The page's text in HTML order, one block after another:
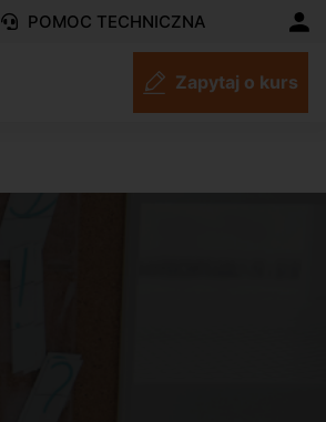
POMOC TECHNICZNA
Zapytaj o kurs